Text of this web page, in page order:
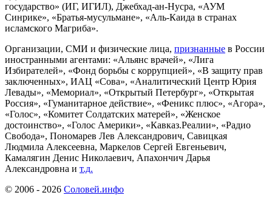
государство» (ИГ, ИГИЛ), Джебхад-ан-Нусра, «АУМ
Синрике», «Братья-мусульмане», «Аль-Каида в странах
исламского Магриба».
Организации, СМИ и физические лица, признанные в России
иностранными агентами: «Альянс врачей», «Лига
Избирателей», «Фонд борьбы с коррупцией», «В защиту прав
заключенных», ИАЦ «Сова», «Аналитический Центр Юрия
Левады», «Мемориал», «Открытый Петербург», «Открытая
Россия», «Гуманитарное действие», «Феникс плюс», «Агора»,
«Голос», «Комитет Солдатских матерей», «Женское
достоинство», «Голос Америки», «Кавказ.Реалии», «Радио
Свобода», Пономарев Лев Александрович, Савицкая
Людмила Алексеевна, Маркелов Сергей Евгеньевич,
Камалягин Денис Николаевич, Апахончич Дарья
Александровна и т.д.
© 2006 - 2026 Соловей.инфо